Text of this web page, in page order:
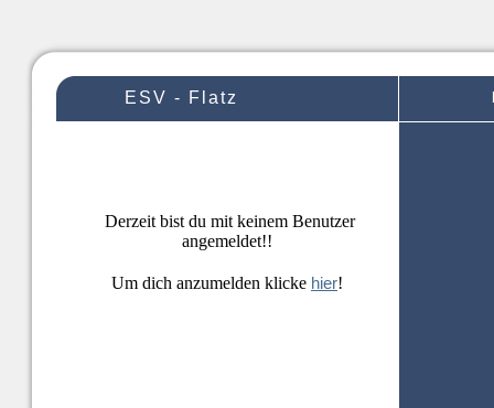
ESV - Flatz
Derzeit bist du mit keinem Benutzer
angemeldet!!
Um dich anzumelden klicke hier!